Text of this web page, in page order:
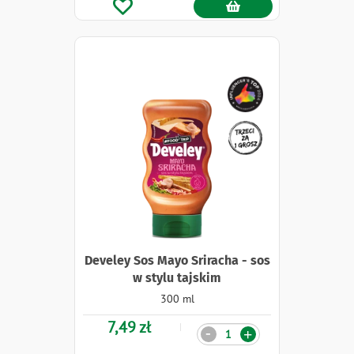
Develey Sos Mayo Sriracha - sos
w stylu tajskim
300 ml
Naklejki
7,49 zł Ilość +
-